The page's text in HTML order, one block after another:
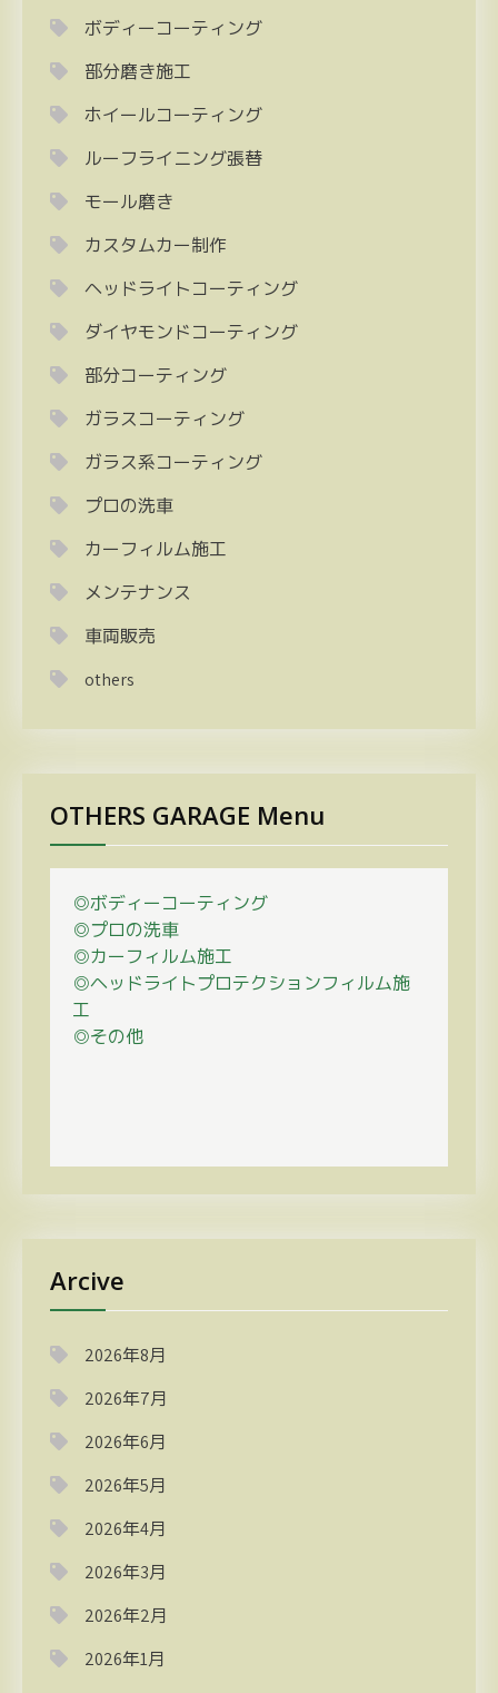
ボディーコーティング
部分磨き施工
ホイールコーティング
ルーフライニング張替
モール磨き
カスタムカー制作
ヘッドライトコーティング
ダイヤモンドコーティング
部分コーティング
ガラスコーティング
ガラス系コーティング
プロの洗車
カーフィルム施工
メンテナンス
車両販売
others
OTHERS GARAGE Menu
◎ボディーコーティング
◎プロの洗車
◎カーフィルム施工
◎ヘッドライトプロテクションフィルム施
工
◎その他
Arcive
2026年8月
2026年7月
2026年6月
2026年5月
2026年4月
2026年3月
2026年2月
2026年1月